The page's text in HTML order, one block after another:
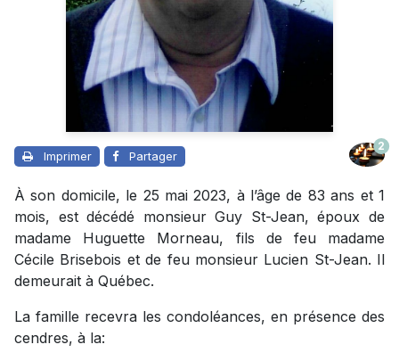
Imprimer Partager
2
À son domicile, le 25 mai 2023, à l’âge de 83 ans et 1
mois, est décédé monsieur Guy St-Jean, époux de
madame Huguette Morneau, fils de feu madame
Cécile Brisebois et de feu monsieur Lucien St-Jean. Il
demeurait à Québec.
La famille recevra les condoléances, en présence des
cendres, à la: